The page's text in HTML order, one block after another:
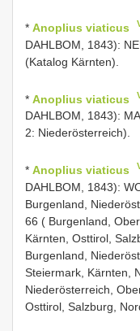
* Anoplius viaticus
DAHLBOM, 1843):
(Katalog Kärnten).
* Anoplius viaticus
DAHLBOM, 1843):
2: Niederösterreich).
* Anoplius viaticus
DAHLBOM, 1843):
Burgenland,
66 ( Burgenland,
Kärnten, Osttirol,
Burgenland,
Steiermark, Kärnten,
Niederösterreich,
Osttirol, Salzburg,